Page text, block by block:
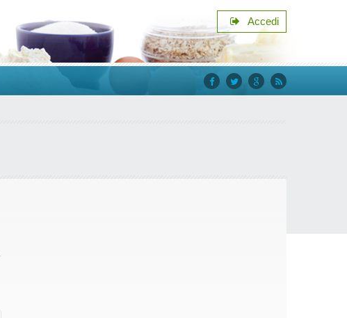
Accedi
facebook
twittergoogle+
rss